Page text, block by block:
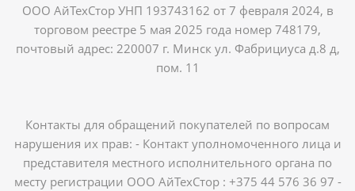
ООО АйТехСтор УНП 193743162 от 7 февраля 2024, в
торговом реестре 5 мая 2025 года номер 748179,
почтовый адрес: 220007 г. Минск ул. Фабрициуса д.8 д,
пом. 11
Контакты для обращений покупателей по вопросам
нарушения их прав: - Контакт уполномоченного лица и
представителя местного исполнительного органа по
месту регистрации ООО АйТехСтор : +375 44 576 36 97 -